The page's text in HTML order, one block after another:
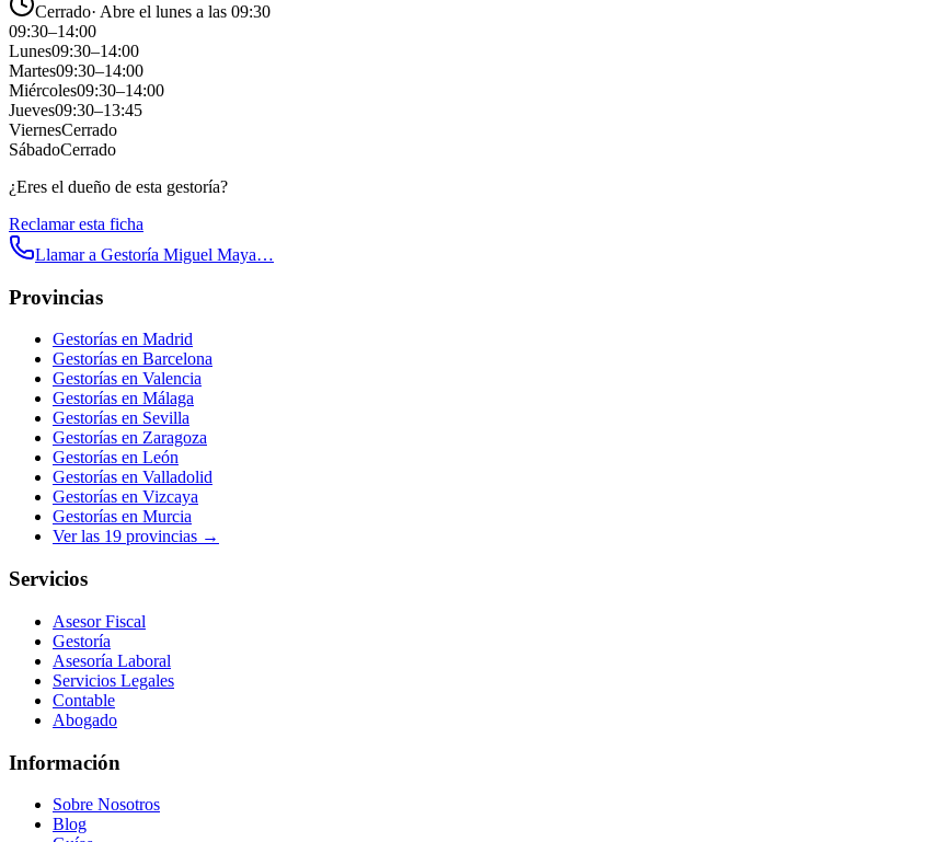
Cerrado· Abre el lunes a las 09:30
09:30–14:00
Lunes09:30–14:00
Martes09:30–14:00
Miércoles09:30–14:00
Jueves09:30–13:45
ViernesCerrado
SábadoCerrado
¿Eres el dueño de esta gestoría?
Reclamar esta ficha
Llamar a Gestoría Miguel Maya…
Provincias
Gestorías en Madrid
Gestorías en Barcelona
Gestorías en Valencia
Gestorías en Málaga
Gestorías en Sevilla
Gestorías en Zaragoza
Gestorías en León
Gestorías en Valladolid
Gestorías en Vizcaya
Gestorías en Murcia
Ver las 19 provincias →
Servicios
Asesor Fiscal
Gestoría
Asesoría Laboral
Servicios Legales
Contable
Abogado
Información
Sobre Nosotros
Blog